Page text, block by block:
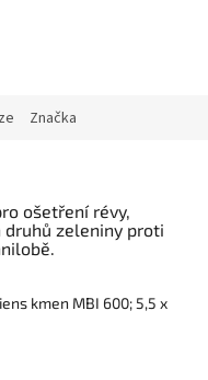
Značka
ošetření révy,
zeleniny proti
kmen MBI 600; 5,5 x